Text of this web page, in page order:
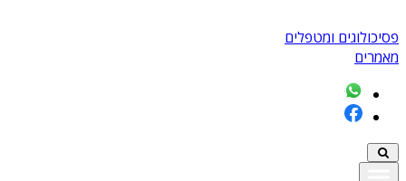
פסיכולוגים ומטפלים
מאמרים